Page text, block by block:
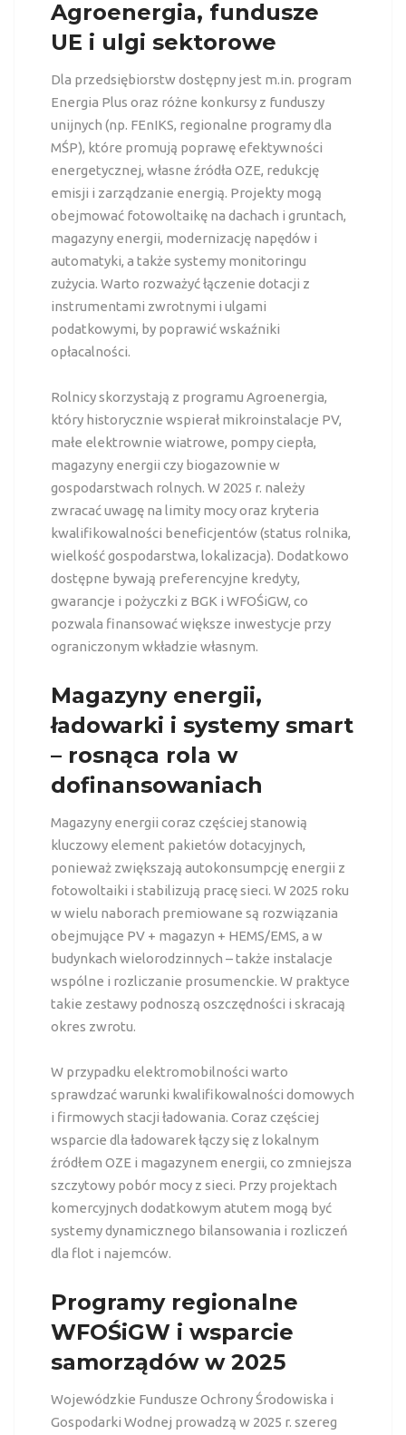
Agroenergia, fundusze
UE i ulgi sektorowe
Dla przedsiębiorstw dostępny jest m.in. program
Energia Plus oraz różne konkursy z funduszy
unijnych (np. FEnIKS, regionalne programy dla
MŚP), które promują poprawę efektywności
energetycznej, własne źródła OZE, redukcję
emisji i zarządzanie energią. Projekty mogą
obejmować fotowoltaikę na dachach i gruntach,
magazyny energii, modernizację napędów i
automatyki, a także systemy monitoringu
zużycia. Warto rozważyć łączenie dotacji z
instrumentami zwrotnymi i ulgami
podatkowymi, by poprawić wskaźniki
opłacalności.
Rolnicy skorzystają z programu Agroenergia,
który historycznie wspierał mikroinstalacje PV,
małe elektrownie wiatrowe, pompy ciepła,
magazyny energii czy biogazownie w
gospodarstwach rolnych. W 2025 r. należy
zwracać uwagę na limity mocy oraz kryteria
kwalifikowalności beneficjentów (status rolnika,
wielkość gospodarstwa, lokalizacja). Dodatkowo
dostępne bywają preferencyjne kredyty,
gwarancje i pożyczki z BGK i WFOŚiGW, co
pozwala finansować większe inwestycje przy
ograniczonym wkładzie własnym.
Magazyny energii,
ładowarki i systemy smart
– rosnąca rola w
dofinansowaniach
Magazyny energii coraz częściej stanowią
kluczowy element pakietów dotacyjnych,
ponieważ zwiększają autokonsumpcję energii z
fotowoltaiki i stabilizują pracę sieci. W 2025 roku
w wielu naborach premiowane są rozwiązania
obejmujące PV + magazyn + HEMS/EMS, a w
budynkach wielorodzinnych – także instalacje
wspólne i rozliczanie prosumenckie. W praktyce
takie zestawy podnoszą oszczędności i skracają
okres zwrotu.
W przypadku elektromobilności warto
sprawdzać warunki kwalifikowalności domowych
i firmowych stacji ładowania. Coraz częściej
wsparcie dla ładowarek łączy się z lokalnym
źródłem OZE i magazynem energii, co zmniejsza
szczytowy pobór mocy z sieci. Przy projektach
komercyjnych dodatkowym atutem mogą być
systemy dynamicznego bilansowania i rozliczeń
dla flot i najemców.
Programy regionalne
WFOŚiGW i wsparcie
samorządów w 2025
Wojewódzkie Fundusze Ochrony Środowiska i
Gospodarki Wodnej prowadzą w 2025 r. szereg